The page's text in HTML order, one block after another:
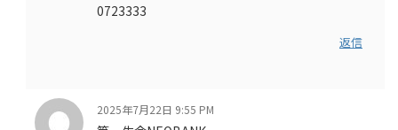
0723333
返信
2025年7月22日 9:55 PM